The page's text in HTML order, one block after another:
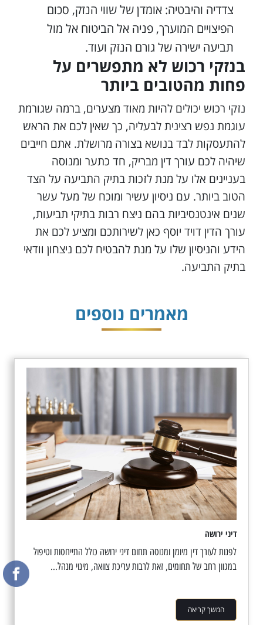
צדדיה והיבטיה: אומדן של שווי הנזק, סכום
הפיצויים המוערך, פניה אל הביטוח אל מול
תביעה ישירה של גורם הנזק ועוד.
בנזקי רכוש לא מתפשרים על
פחות מהטובים ביותר
נזקי רכוש יכולים להיות מאוד מצערים, ברמה שגורמת
עוגמת נפש רצינית לבעליה, כך שאין לכם את הראש
להתעסקות לבד בנושא בצורה מרושלת. אתם חייבים
שיהיה לכם עורך דין מבריק, חד כתער ומנוסה
בעניינים אלו על מנת לזכות בתיק התביעה על הצד
הטוב ביותר. עם ניסיון עשיר ומוכח של מעל עשר
שנים אינטנסיביות בהם ניצח רבות בתיקי תביעות,
עורך הדין דויד יוסף כאן לשירותכם ומציע לכם את
הידע והניסיון שלו על מנת להבטיח לכם ניצחון וודאי
בתיק התביעה.
מאמרים נוספים
דיני ירושה
לפנות לעורך דין מיומן ומנוסה תחום דיני ירושה כולל התייחסות וטיפול
במגוון רחב של תחומים, זאת לרבות עריכת צוואה, מינוי מנהל...
המשך קריאה